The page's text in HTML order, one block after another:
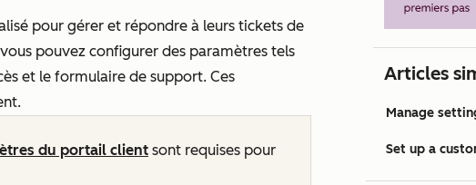
pour gérer et répondre à leurs tickets de
vous pouvez configurer des paramètres tels
et le formulaire de support. Ces
du portail client sont requises pour
Articles
Manage
Set up a